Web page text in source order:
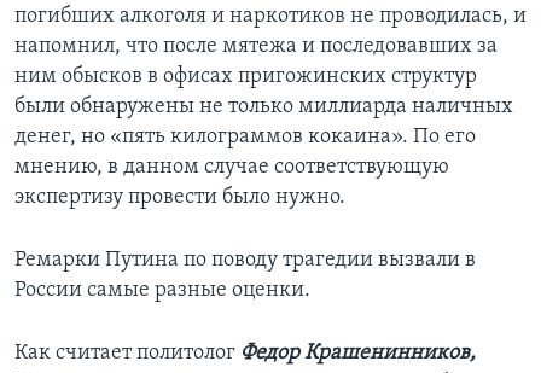
погибших алкоголя и наркотиков не проводилась, и
напомнил, что после мятежа и последовавших за
ним обысков в офисах пригожинских структур
были обнаружены не только миллиарда наличных
денег, но «пять килограммов кокаина». По его
мнению, в данном случае соответствующую
экспертизу провести было нужно.
Ремарки Путина по поводу трагедии вызвали в
России самые разные оценки.
Как считает политолог Федор Крашенинников,